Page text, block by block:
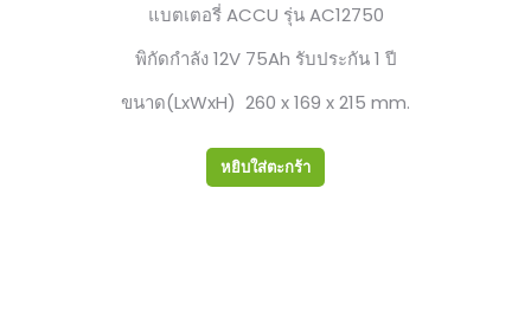
แบตเตอรี่ ACCU รุ่น AC12750
พิกัดกำลัง 12V 75Ah รับประกัน 1 ปี
ขนาด(LxWxH) 260 x 169 x 215 mm.
หยิบใส่ตะกร้า